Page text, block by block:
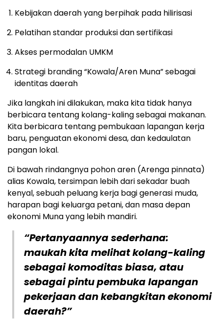
Kebijakan daerah yang berpihak pada hilirisasi
Pelatihan standar produksi dan sertifikasi
Akses permodalan UMKM
Strategi branding “Kowala/Aren Muna” sebagai
identitas daerah
Jika langkah ini dilakukan, maka kita tidak hanya
berbicara tentang kolang-kaling sebagai makanan.
Kita berbicara tentang pembukaan lapangan kerja
baru, penguatan ekonomi desa, dan kedaulatan
pangan lokal.
Di bawah rindangnya pohon aren (Arenga pinnata)
alias Kowala, tersimpan lebih dari sekadar buah
kenyal, sebuah peluang kerja bagi generasi muda,
harapan bagi keluarga petani, dan masa depan
ekonomi Muna yang lebih mandiri.
“Pertanyaannya sederhana:
maukah kita melihat kolang-kaling
sebagai komoditas biasa, atau
sebagai pintu pembuka lapangan
pekerjaan dan kebangkitan ekonomi
daerah?”